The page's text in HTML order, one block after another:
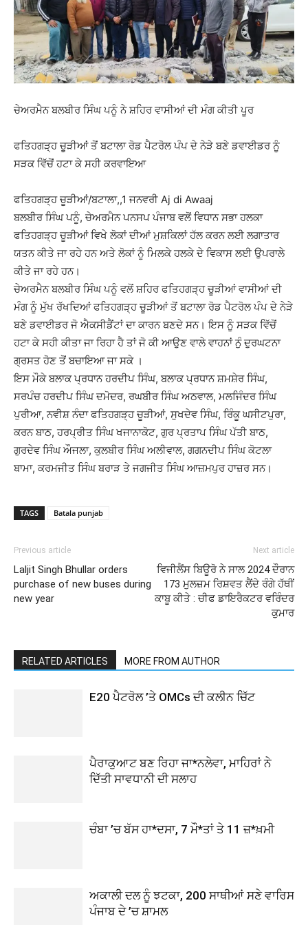
ਚੇਅਰਮੈਨ ਬਲਬੀਰ ਸਿੰਘ ਪਨੂੰ ਨੇ ਸ਼ਹਿਰ ਵਾਸੀਆਂ ਦੀ ਮੰਗ ਕੀਤੀ ਪੂਰ
ਫਤਿਹਗੜ੍ਹ ਚੂੜੀਆਂ ਤੋਂ ਬਟਾਲਾ ਰੋਡ ਪੈਟਰੋਲ ਪੰਪ ਦੇ ਨੇੜੇ ਬਣੇ ਡਵਾਈਡਰ ਨੂੰ
ਸੜਕ ਵਿੱਚੋਂ ਹਟਾ ਕੇ ਸਹੀ ਕਰਵਾਇਆ
ਫਤਿਹਗੜ੍ਹ ਚੂੜੀਆਂ/ਬਟਾਲਾ,,1 ਜਨਵਰੀ Aj di Awaaj
ਬਲਬੀਰ ਸਿੰਘ ਪਨੂੰ, ਚੇਅਰਮੈਨ ਪਨਸਪ ਪੰਜਾਬ ਵਲੋਂ ਵਿਧਾਨ ਸਭਾ ਹਲਕਾ
ਫਤਿਹਗੜ੍ਹ ਚੂੜੀਆਂ ਵਿਖੇ ਲੋਕਾਂ ਦੀਆਂ ਮੁਸ਼ਕਿਲਾਂ ਹੱਲ ਕਰਨ ਲਈ ਲਗਾਤਾਰ
ਯਤਨ ਕੀਤੇ ਜਾ ਰਹੇ ਹਨ ਅਤੇ ਲੋਕਾਂ ਨੂੰ ਮਿਲਕੇ ਹਲਕੇ ਦੇ ਵਿਕਾਸ ਲਈ ਉਪਰਾਲੇ
ਕੀਤੇ ਜਾ ਰਹੇ ਹਨ।
ਚੇਅਰਮੈਨ ਬਲਬੀਰ ਸਿੰਘ ਪਨੂੰ ਵਲੋਂ ਸ਼ਹਿਰ ਫਤਿਹਗੜ੍ਹ ਚੂੜੀਆਂ ਵਾਸੀਆਂ ਦੀ
ਮੰਗ ਨੂੰ ਮੁੱਖ ਰੱਖਦਿਆਂ ਫਤਿਹਗੜ੍ਹ ਚੂੜੀਆਂ ਤੋਂ ਬਟਾਲਾ ਰੋਡ ਪੈਟਰੋਲ ਪੰਪ ਦੇ ਨੇੜੇ
ਬਣੇ ਡਵਾਈਡਰ ਜੋ ਐਕਸੀਡੈਂਟਾਂ ਦਾ ਕਾਰਨ ਬਣਦੇ ਸਨ। ਇਸ ਨੂੰ ਸੜਕ ਵਿੱਚੋਂ
ਹਟਾ ਕੇ ਸਹੀ ਕੀਤਾ ਜਾ ਰਿਹਾ ਹੈ ਤਾਂ ਜੋ ਕੀ ਆਉਣ ਵਾਲੇ ਵਾਹਨਾਂ ਨੁੰ ਦੁਰਘਟਨਾ
ਗ੍ਰਸਤ ਹੋਣ ਤੋਂ ਬਚਾਇਆ ਜਾ ਸਕੇ ।
ਇਸ ਮੌਕੇ ਬਲਾਕ ਪ੍ਰਧਾਨ ਹਰਦੀਪ ਸਿੰਘ, ਬਲਾਕ ਪ੍ਰਧਾਨ ਸ਼ਮਸ਼ੇਰ ਸਿੰਘ,
ਸਰਪੰਚ ਹਰਦੀਪ ਸਿੰਘ ਦਮੋਦਰ, ਰਘਬੀਰ ਸਿੰਘ ਅਠਵਾਲ, ਮਲਜਿੰਦਰ ਸਿੰਘ
ਪੁਰੀਆ, ਨਵੀਸ਼ ਨੰਦਾ ਫਤਿਹਗੜ੍ਹ ਚੂੜੀਆਂ, ਸੁਖਦੇਵ ਸਿੰਘ, ਰਿੰਕੂ ਘਸੀਟਪੁਰਾ,
ਕਰਨ ਬਾਠ, ਹਰਪ੍ਰੀਤ ਸਿੰਘ ਖਜਾਨਾਕੋਟ, ਗੁਰ ਪ੍ਰਤਾਪ ਸਿੰਘ ਪੱਤੀ ਬਾਠ,
ਗੁਰਦੇਵ ਸਿੰਘ ਔਜਲਾ, ਕੁਲਬੀਰ ਸਿੰਘ ਅਲੀਵਾਲ, ਗਗਨਦੀਪ ਸਿੰਘ ਕੋਟਲਾ
ਬਾਮਾ, ਕਰਮਜੀਤ ਸਿੰਘ ਬਰਾੜ ਤੇ ਜਗਜੀਤ ਸਿੰਘ ਆਜ਼ਮਪੁਰ ਹਾਜ਼ਰ ਸਨ।
TAGS Batala punjab
Previous article
Laljit Singh Bhullar orders
purchase of new buses during
new year
Next article
ਵਿਜੀਲੈਂਸ ਬਿਊਰੋ ਨੇ ਸਾਲ 2024 ਦੌਰਾਨ
173 ਮੁਲਜ਼ਮ ਰਿਸ਼ਵਤ ਲੈਂਦੇ ਰੰਗੇ ਹੱਥੀਂ
ਕਾਬੂ ਕੀਤੇ : ਚੀਫ ਡਾਇਰੈਕਟਰ ਵਰਿੰਦਰ
ਕੁਮਾਰ
RELATED ARTICLES MORE FROM AUTHOR
E20 ਪੈਟਰੋਲ ’ਤੇ OMCs ਦੀ ਕਲੀਨ ਚਿੱਟ
ਪੈਰਾਕੁਆਟ ਬਣ ਰਿਹਾ ਜਾ*ਨਲੇਵਾ, ਮਾਹਿਰਾਂ ਨੇ
ਦਿੱਤੀ ਸਾਵਧਾਨੀ ਦੀ ਸਲਾਹ
ਚੰਬਾ ’ਚ ਬੱਸ ਹਾ*ਦਸਾ, 7 ਮੌ*ਤਾਂ ਤੇ 11 ਜ਼*ਖ਼ਮੀ
ਅਕਾਲੀ ਦਲ ਨੂੰ ਝਟਕਾ, 200 ਸਾਥੀਆਂ ਸਣੇ ਵਾਰਿਸ
ਪੰਜਾਬ ਦੇ ’ਚ ਸ਼ਾਮਲ